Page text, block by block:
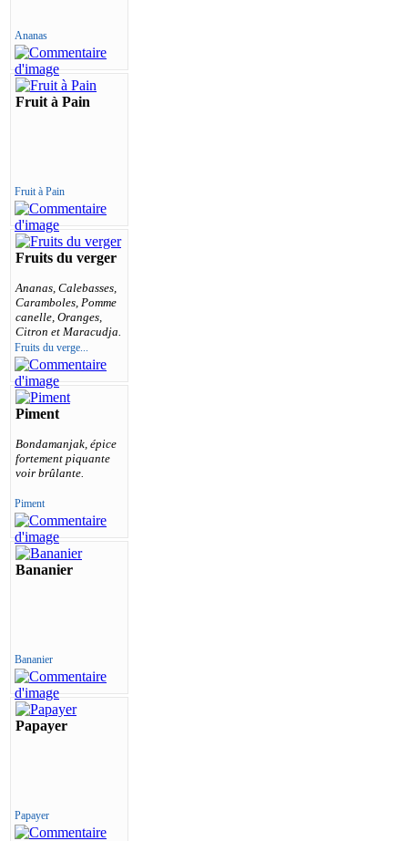
Ananas
Fruit à Pain
Fruit à Pain
Fruits du verger
Ananas, Calebasses,
Caramboles, Pomme
canelle, Oranges,
Citron et Maracudja.
Fruits du verge...
Piment
Bondamanjak, épice
fortement piquante
voir brûlante.
Piment
Bananier
Bananier
Papayer
Papayer